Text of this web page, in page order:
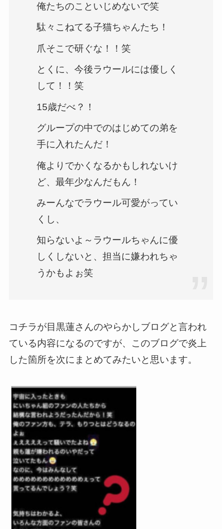
俺たちのこといじめないで笑
駄々こねてる子猫ちゃんたち！
爪そこで研ぐな！！笑
とくに、今後ラウールには優しく
して！！笑
15歳だべ？！
グループの中でのはじめての弟を
手に入れたんだ！
俺よりでかくなるかもしれないけ
ど、最年少なんだもん！
みーんなでラウール可愛がってい
くし、
知らないよ～ラウールちゃんに優
しくしないと、担当に嫌われちゃ
うかもよぉ笑
コチラが目黒蓮さんのやらかしブログと言われ
ている内容になるのですが、このブログで炎上
した箇所を次にまとめてみたいと思います。